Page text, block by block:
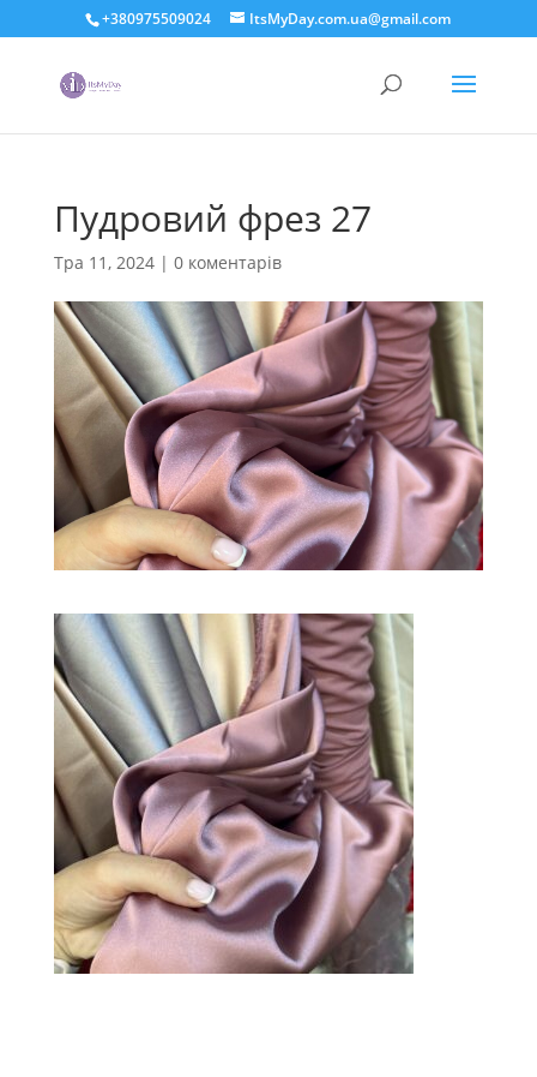
+380975509024 ItsMyDay.com.ua@gmail.com
Пудровий фрез 27
Тра 11, 2024| 0 коментарів